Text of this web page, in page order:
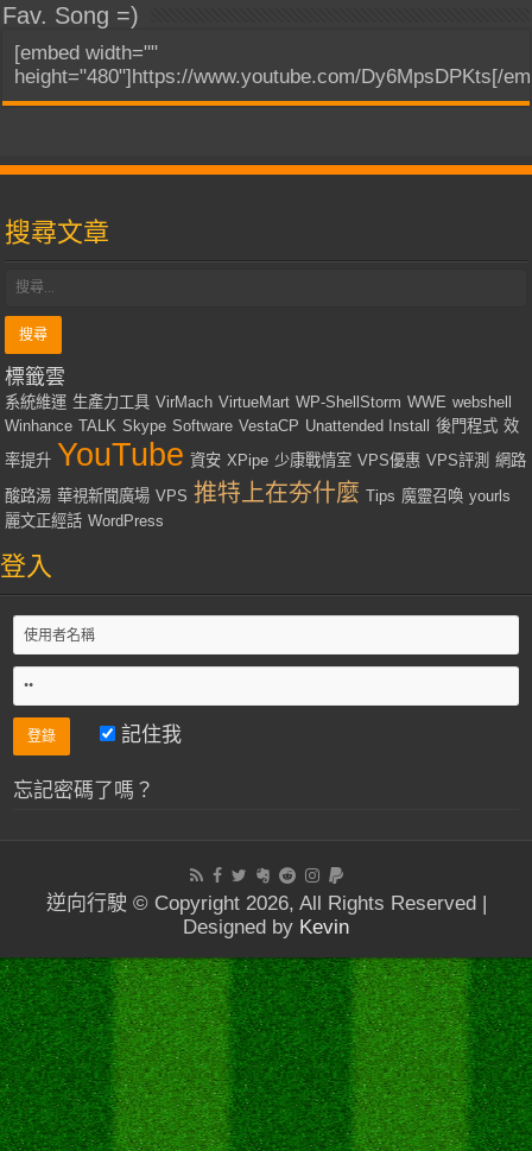
Fav. Song =)
[embed width=""
height="480"]https://www.youtube.com/Dy6MpsDPKts[/
搜尋文章
標籤雲
系統維運 生產力工具 VirMach VirtueMart WP-ShellStorm WWE webshell
Winhance TALK Skype Software VestaCP Unattended Install 後門程式 效
率提升 YouTube 資安 XPipe 少康戰情室 VPS優惠 VPS評測 網路
酸路湯 華視新聞廣場 VPS 推特上在夯什麼 Tips 魔靈召喚 yourls
麗文正經話 WordPress
登入
記住我
忘記密碼了嗎？
逆向行駛 © Copyright 2026, All Rights Reserved |
Designed by Kevin